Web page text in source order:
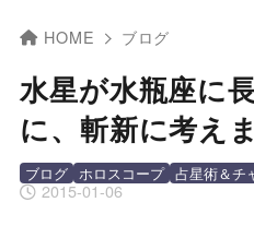
HOME ブログ
水星が水瓶座に
に、斬新に考え
2015-01-06
ブログ ホロスコープ 占星術＆チ